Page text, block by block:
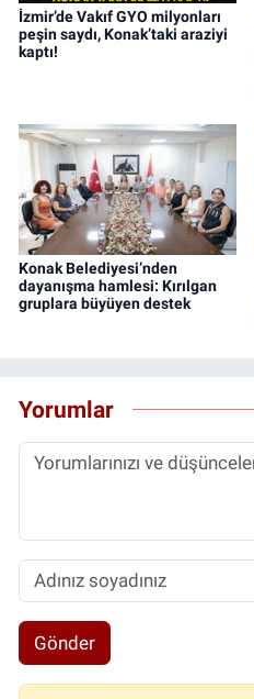
İzmir’de Vakıf GYO milyonları
peşin saydı, Konak’taki araziyi
kaptı!
Konak Belediyesi’nden
dayanışma hamlesi: Kırılgan
gruplara büyüyen destek
Yorumlar
Gönder